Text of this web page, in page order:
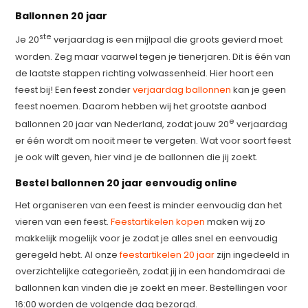
Ballonnen 20 jaar
Je 20ste verjaardag is een mijlpaal die groots gevierd moet
worden. Zeg maar vaarwel tegen je tienerjaren. Dit is één van
de laatste stappen richting volwassenheid. Hier hoort een
feest bij! Een feest zonderverjaardag ballonnen kan je geen
feest noemen. Daarom hebben wij het grootste aanbod
ballonnen 20 jaar van Nederland, zodat jouw 20e verjaardag
er één wordt om nooit meer te vergeten. Wat voor soort feest
je ook wilt geven, hier vind je de ballonnen die jij zoekt.
Bestel ballonnen 20 jaar eenvoudig online
Het organiseren van een feest is minder eenvoudig dan het
vieren van een feest.Feestartikelen kopen maken wij zo
makkelijk mogelijk voor je zodat je alles snel en eenvoudig
geregeld hebt. Al onzefeestartikelen 20 jaar zijn ingedeeld in
overzichtelijke categorieën, zodat jij in een handomdraai de
ballonnen kan vinden die je zoekt en meer. Bestellingen voor
16:00 worden de volgende dag bezorgd.